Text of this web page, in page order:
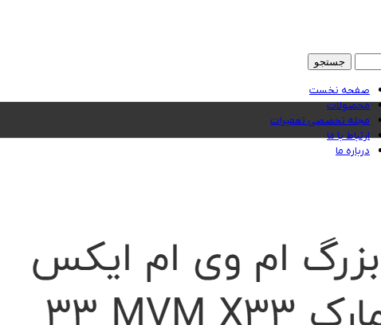
جستجو
صفحه نخست
محصولات
مجله تخصصی تعمیرات
ارتباط با ما
درباره ما